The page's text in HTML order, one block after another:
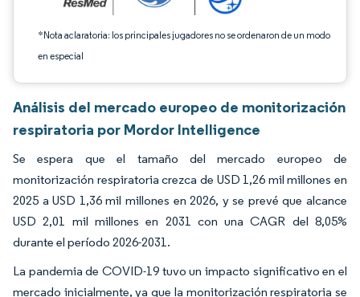
*Nota aclaratoria: los principales jugadores no se ordenaron de un modo
en especial
Análisis del mercado europeo de monitorización
respiratoria por Mordor Intelligence
Se espera que el tamaño del mercado europeo de
monitorización respiratoria crezca de USD 1,26 mil millones en
2025 a USD 1,36 mil millones en 2026, y se prevé que alcance
USD 2,01 mil millones en 2031 con una CAGR del 8,05%
durante el período 2026-2031.
La pandemia de COVID-19 tuvo un impacto significativo en el
mercado inicialmente, ya que la monitorización respiratoria se